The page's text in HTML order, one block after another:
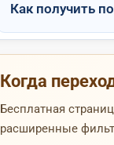
Как получить
Когда
Бесплатная
расширенные